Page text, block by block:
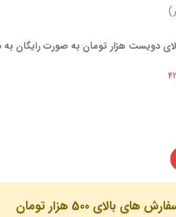
)
دویست هزار تومان به صورت رایگان به
بالای 500 هزار تومان